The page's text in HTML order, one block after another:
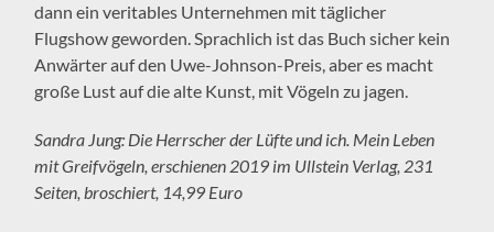
dann ein veritables Unternehmen mit täglicher
Flugshow geworden. Sprachlich ist das Buch sicher kein
Anwärter auf den Uwe-Johnson-Preis, aber es macht
große Lust auf die alte Kunst, mit Vögeln zu jagen.
Sandra Jung: Die Herrscher der Lüfte und ich. Mein Leben
mit Greifvögeln, erschienen 2019 im Ullstein Verlag, 231
Seiten, broschiert, 14,99 Euro